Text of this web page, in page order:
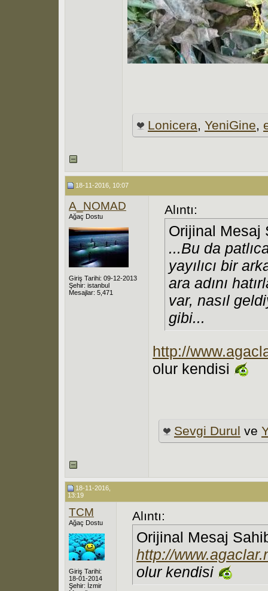
Lonicera, YeniGine,
18-11-2016, 10:07
A_NOMAD
Ağaç Dostu
Giriş Tarihi: 09-12-2013
Şehir: istanbul
Mesajlar: 5,471
Alıntı:
Orijinal Mesaj
...Bu da
yayılıcı bir
ara adını
var, nasıl
gibi...
http://
olur kendisi
Sevgi Durul ve
18-11-2016,
13:19
TCM
Ağaç Dostu
Giriş Tarihi:
18-01-2014
Şehir: İzmir
Alıntı:
Orijinal Mesaj
http://
olur kendisi